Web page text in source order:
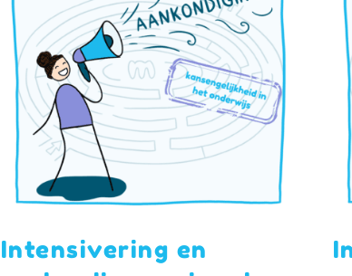
Intensivering en